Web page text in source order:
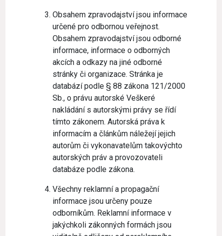
Obsahem zpravodajství jsou informace
určené pro odbornou veřejnost.
Obsahem zpravodajství jsou odborné
informace, informace o odborných
akcích a odkazy na jiné odborné
stránky či organizace. Stránka je
databází podle § 88 zákona 121/2000
Sb., o právu autorské Veškeré
nakládání s autorskými právy se řídí
tímto zákonem. Autorská práva k
informacím a článkům náležejí jejich
autorům či vykonavatelům takovýchto
autorských práv a provozovateli
databáze podle zákona.
Všechny reklamní a propagační
informace jsou určeny pouze
odborníkům. Reklamní informace v
jakýchkoli zákonných formách jsou